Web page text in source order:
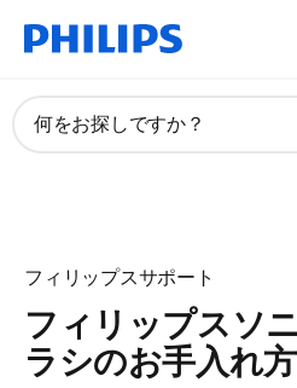
何をお探しですか？
フィリップスサポート
フィリップスソ
ラシのお手入れ